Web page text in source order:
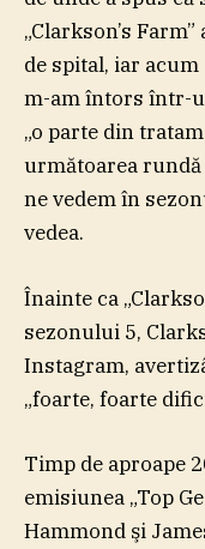
„Clarkson’s
de spital, iar
m-am întors într-
„o parte din
următoarea rundă
ne vedem în
vedea.
Înainte ca
sezonului 5,
Instagram,
„foarte, foarte
Timp de aproape
emisiunea „Top
Hammond şi